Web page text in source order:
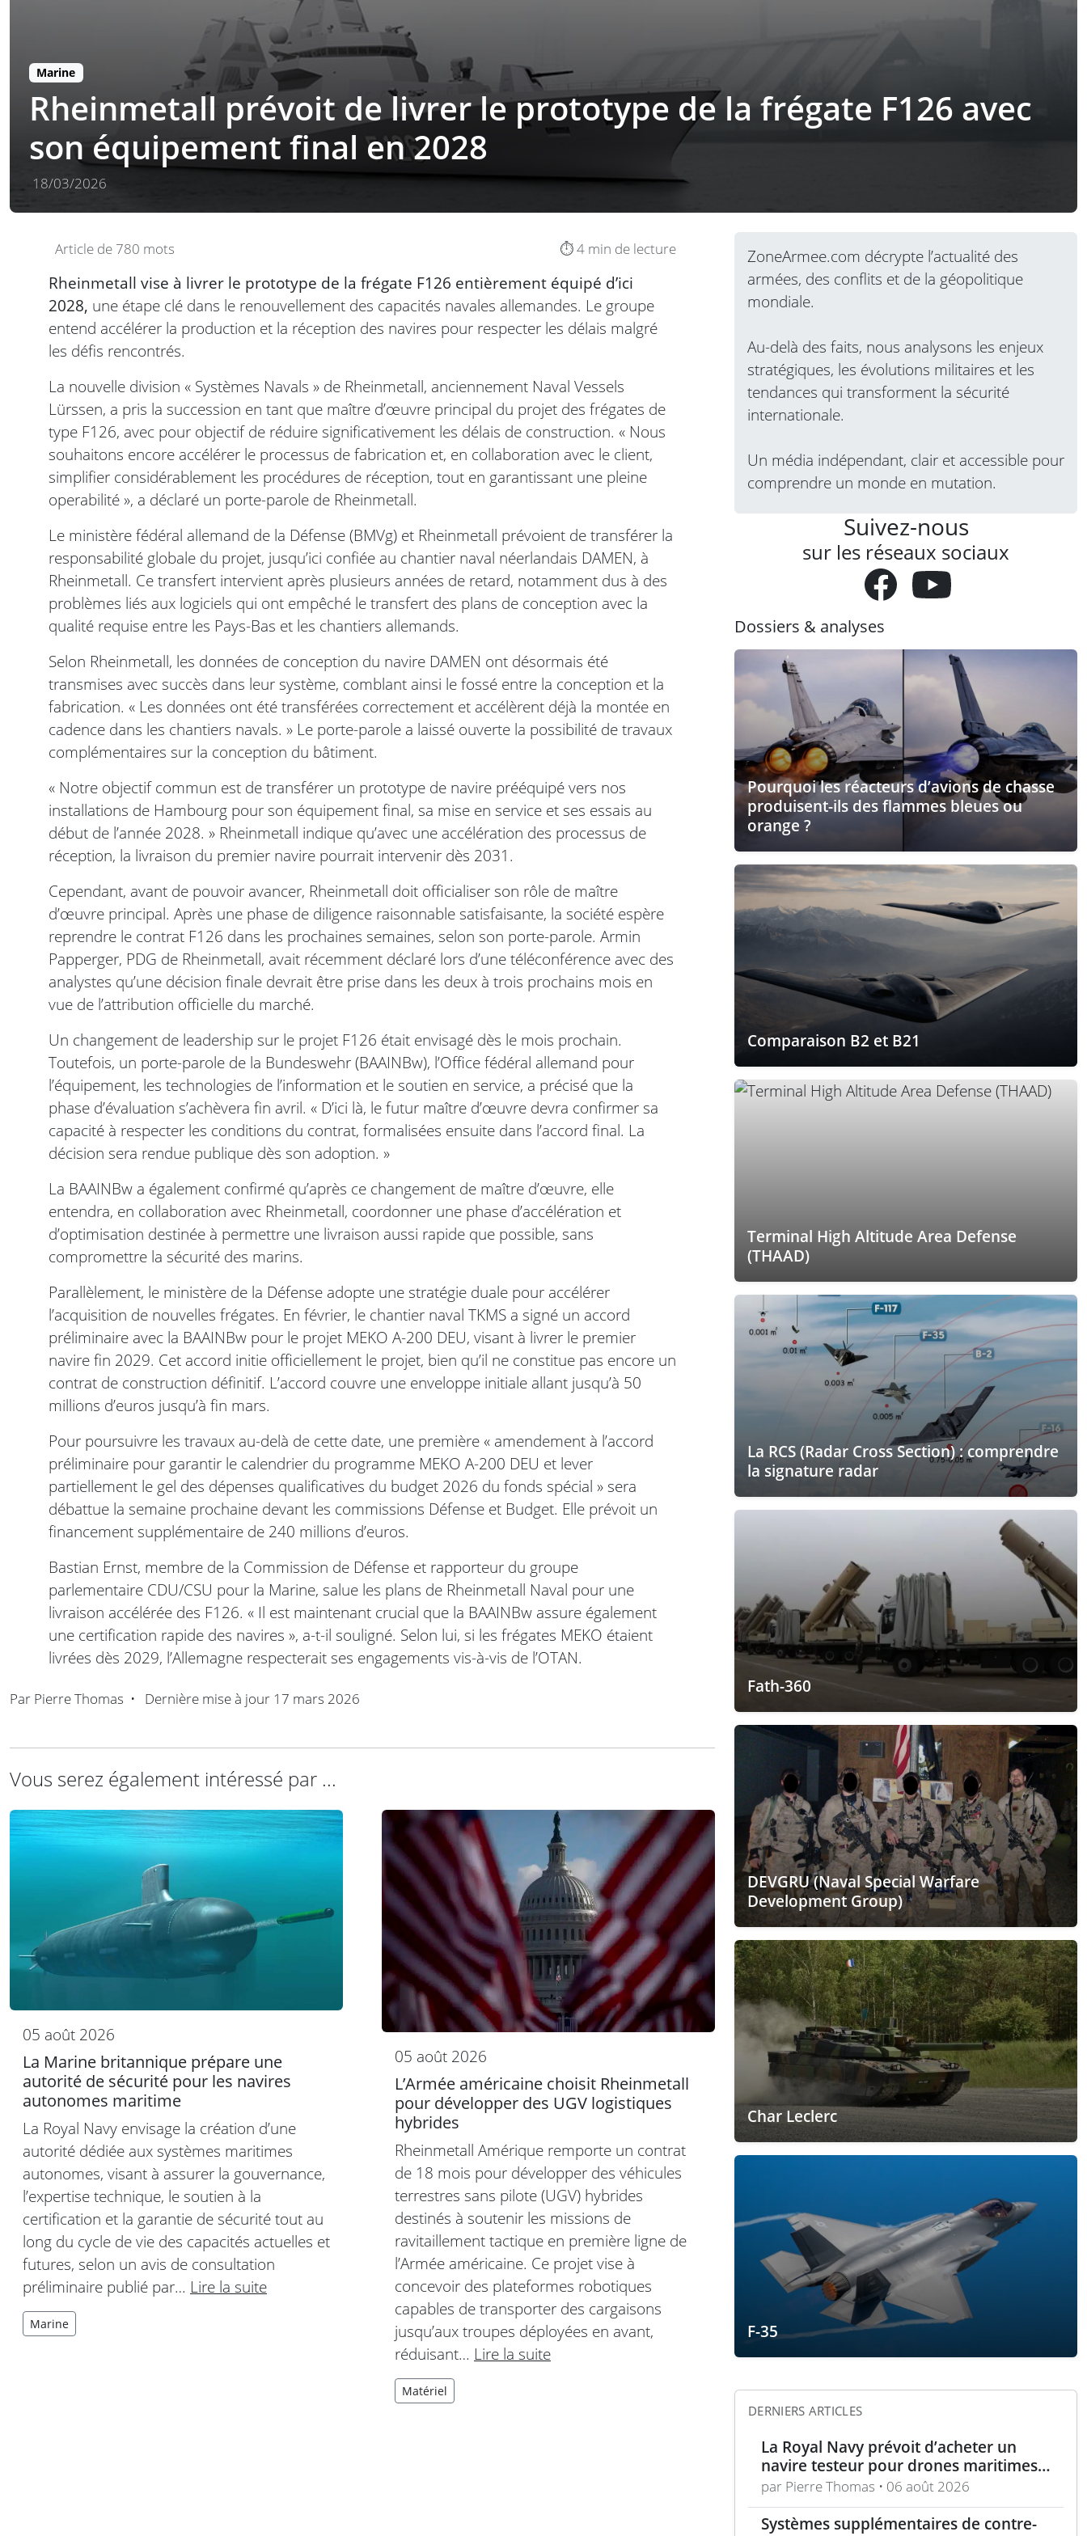
Marine
Rheinmetall prévoit de livrer le prototype de la frégate F126 avec
son équipement final en 2028
18/03/2026
Article de 780 mots ⏱️ 4 min de lecture
Rheinmetall vise à livrer le prototype de la frégate F126 entièrement équipé d’ici
2028, une étape clé dans le renouvellement des capacités navales allemandes. Le groupe
entend accélérer la production et la réception des navires pour respecter les délais malgré
les défis rencontrés.
La nouvelle division « Systèmes Navals » de Rheinmetall, anciennement Naval Vessels
Lürssen, a pris la succession en tant que maître d’œuvre principal du projet des frégates de
type F126, avec pour objectif de réduire significativement les délais de construction. « Nous
souhaitons encore accélérer le processus de fabrication et, en collaboration avec le client,
simplifier considérablement les procédures de réception, tout en garantissant une pleine
operabilité », a déclaré un porte-parole de Rheinmetall.
Le ministère fédéral allemand de la Défense (BMVg) et Rheinmetall prévoient de transférer la
responsabilité globale du projet, jusqu’ici confiée au chantier naval néerlandais DAMEN, à
Rheinmetall. Ce transfert intervient après plusieurs années de retard, notamment dus à des
problèmes liés aux logiciels qui ont empêché le transfert des plans de conception avec la
qualité requise entre les Pays-Bas et les chantiers allemands.
Selon Rheinmetall, les données de conception du navire DAMEN ont désormais été
transmises avec succès dans leur système, comblant ainsi le fossé entre la conception et la
fabrication. « Les données ont été transférées correctement et accélèrent déjà la montée en
cadence dans les chantiers navals. » Le porte-parole a laissé ouverte la possibilité de travaux
complémentaires sur la conception du bâtiment.
« Notre objectif commun est de transférer un prototype de navire prééquipé vers nos
installations de Hambourg pour son équipement final, sa mise en service et ses essais au
début de l’année 2028. » Rheinmetall indique qu’avec une accélération des processus de
réception, la livraison du premier navire pourrait intervenir dès 2031.
Cependant, avant de pouvoir avancer, Rheinmetall doit officialiser son rôle de maître
d’œuvre principal. Après une phase de diligence raisonnable satisfaisante, la société espère
reprendre le contrat F126 dans les prochaines semaines, selon son porte-parole. Armin
Papperger, PDG de Rheinmetall, avait récemment déclaré lors d’une téléconférence avec des
analystes qu’une décision finale devrait être prise dans les deux à trois prochains mois en
vue de l’attribution officielle du marché.
Un changement de leadership sur le projet F126 était envisagé dès le mois prochain.
Toutefois, un porte-parole de la Bundeswehr (BAAINBw), l’Office fédéral allemand pour
l’équipement, les technologies de l’information et le soutien en service, a précisé que la
phase d’évaluation s’achèvera fin avril. « D’ici là, le futur maître d’œuvre devra confirmer sa
capacité à respecter les conditions du contrat, formalisées ensuite dans l’accord final. La
décision sera rendue publique dès son adoption. »
La BAAINBw a également confirmé qu’après ce changement de maître d’œuvre, elle
entendra, en collaboration avec Rheinmetall, coordonner une phase d’accélération et
d’optimisation destinée à permettre une livraison aussi rapide que possible, sans
compromettre la sécurité des marins.
Parallèlement, le ministère de la Défense adopte une stratégie duale pour accélérer
l’acquisition de nouvelles frégates. En février, le chantier naval TKMS a signé un accord
préliminaire avec la BAAINBw pour le projet MEKO A-200 DEU, visant à livrer le premier
navire fin 2029. Cet accord initie officiellement le projet, bien qu’il ne constitue pas encore un
contrat de construction définitif. L’accord couvre une enveloppe initiale allant jusqu’à 50
millions d’euros jusqu’à fin mars.
Pour poursuivre les travaux au-delà de cette date, une première « amendement à l’accord
préliminaire pour garantir le calendrier du programme MEKO A-200 DEU et lever
partiellement le gel des dépenses qualificatives du budget 2026 du fonds spécial » sera
débattue la semaine prochaine devant les commissions Défense et Budget. Elle prévoit un
financement supplémentaire de 240 millions d’euros.
Bastian Ernst, membre de la Commission de Défense et rapporteur du groupe
parlementaire CDU/CSU pour la Marine, salue les plans de Rheinmetall Naval pour une
livraison accélérée des F126. « Il est maintenant crucial que la BAAINBw assure également
une certification rapide des navires », a-t-il souligné. Selon lui, si les frégates MEKO étaient
livrées dès 2029, l’Allemagne respecterait ses engagements vis-à-vis de l’OTAN.
Par Pierre Thomas • Dernière mise à jour 17 mars 2026
Vous serez également intéressé par ...
05 août 2026
La Marine britannique prépare une
autorité de sécurité pour les navires
autonomes maritime
La Royal Navy envisage la création d’une
autorité dédiée aux systèmes maritimes
autonomes, visant à assurer la gouvernance,
l’expertise technique, le soutien à la
certification et la garantie de sécurité tout au
long du cycle de vie des capacités actuelles et
futures, selon un avis de consultation
préliminaire publié par… Lire la suite
Marine
05 août 2026
L’Armée américaine choisit Rheinmetall
pour développer des UGV logistiques
hybrides
Rheinmetall Amérique remporte un contrat
de 18 mois pour développer des véhicules
terrestres sans pilote (UGV) hybrides
destinés à soutenir les missions de
ravitaillement tactique en première ligne de
l’Armée américaine. Ce projet vise à
concevoir des plateformes robotiques
capables de transporter des cargaisons
jusqu’aux troupes déployées en avant,
réduisant… Lire la suite
Matériel
ZoneArmee.com décrypte l’actualité des
armées, des conflits et de la géopolitique
mondiale.
Au-delà des faits, nous analysons les enjeux
stratégiques, les évolutions militaires et les
tendances qui transforment la sécurité
internationale.
Un média indépendant, clair et accessible pour
comprendre un monde en mutation.
Suivez-nous
sur les réseaux sociaux
Dossiers & analyses
Pourquoi les réacteurs d’avions de chasse
produisent-ils des flammes bleues ou
orange ?
Comparaison B2 et B21
Terminal High Altitude Area Defense
(THAAD)
La RCS (Radar Cross Section) : comprendre
la signature radar
Fath-360
DEVGRU (Naval Special Warfare
Development Group)
Char Leclerc
F-35
DERNIERS ARTICLES
La Royal Navy prévoit d’acheter un
navire testeur pour drones maritimes
polyvalents
par Pierre Thomas • 06 août 2026
Systèmes supplémentaires de contre-